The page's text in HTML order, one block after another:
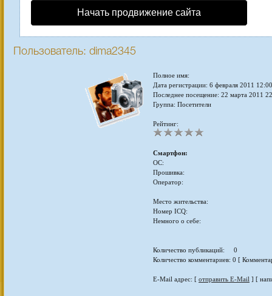
Начать продвижение сайта
Пользователь: dima2345
Полное имя:
Дата регистрации: 6 февраля 2011 12:00
Последнее посещение: 22 марта 2011
Группа: Посетители
Рейтинг:
Смартфон:
ОС:
Прошивка:
Оператор:
Место жительства:
Номер ICQ:
Немного о себе:
Количество публикаций: 0
Количество комментариев: 0 [
E-Mail адрес: [ отправить E-Mail ] [